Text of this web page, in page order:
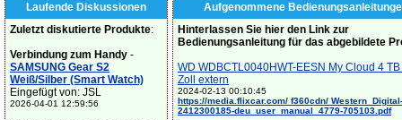
Laufende Diskussionen
Zuletzt diskutierte Produkte:
Verbindung zum Handy -
SAMSUNG Gear S2
Weiß/Silber (Smart Watch)
Eingefügt von: JSL
2026-04-01 12:59:56
Aufgenommene
Hinterlassen Sie hier den Link zur
Bedienungsanleitung für das abgebildete
WD WDBCTL0040HWT-EESN My Cloud 4
Zoll extern
2024-02-13 00:10:45
https://media.flixcar.com/ f360cdn/ Western_Digital-
2412300185-deu_user_manual_4779-705103.pdf